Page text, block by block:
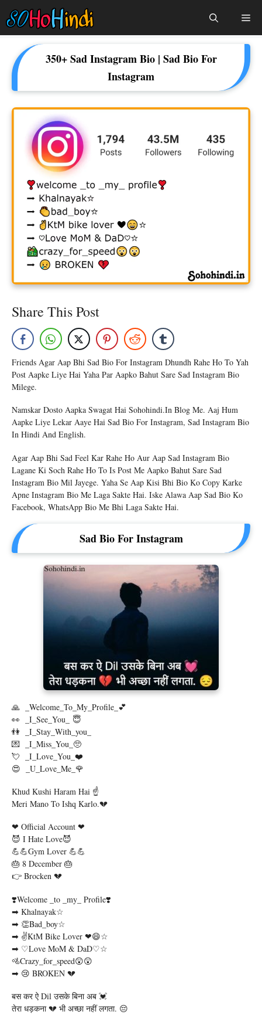
To
Content
350+ Sad Instagram Bio | Sad Bio For
Instagram
Share This Post
Friends Agar Aap Bhi Sad Bio For Instagram Dhundh Rahe Ho To Yah
Post Aapke Liye Hai Yaha Par Aapko Bahut Sare Sad Instagram Bio
Milege.
Namskar Dosto Aapka Swagat Hai Sohohindi.in Blog Me. Aaj Hum
Aapke Liye Lekar Aaye Hai Sad Bio For Instagram, Sad Instagram Bio
In Hindi And English.
Agar Aap Bhi Sad Feel Kar Rahe Ho Aur Aap Sad Instagram Bio
Lagane Ki Soch Rahe Ho To Is Post Me Aapko Bahut Sare Sad
Instagram Bio Mil Jayege. Yaha Se Aap Kisi Bhi Bio Ko Copy Karke
Apne Instagram Bio Me Laga Sakte Hai. Iske Alawa Aap Sad Bio Ko
Facebook, WhatsApp Bio Me Bhi Laga Sakte Hai.
Sad Bio For Instagram
🙏 _Welcome_To_My_Profile_💕
👀 _I_See_You_ 😇
👫 _I_Stay_With_you_
💌 _I_Miss_You_🥺
💘 _I_Love_You_❤️
😍 _U_Love_Me_🌹
Khud Kushi Haram Hai ☝️
Meri Mano To Ishq Karlo.💔
❤ Official Account ❤
😈 I Hate Love😈
💪💪Gym Lover 💪💪
🎂 8 December 🎂
👉 Brocken 💔
❣️welcome _to _my_ Profile❣️
➡ Khalnayak☆
➡ 👏bad_boy☆
➡ ✌KtM Bike Lover ❤😄☆
➡ ♡Love MoM & DaD♡☆
🚵crazy_for_speed😲😲
➡ 😢 BROKEN 💔
बस कर ऐ Dil उसके बिना अब 💓
तेरा धड़कना 💔 भी अच्छा नहीं लगता. 😔